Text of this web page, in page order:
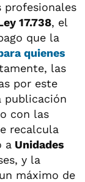
profesionales
17.738, el
que la
quienes
las
por este
publicación
con las
recalcula
a Unidades
y la
máximo de